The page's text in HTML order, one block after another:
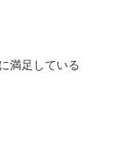
満足している